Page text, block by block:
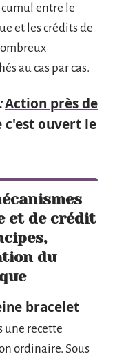
entre le
et les crédits de
au cas par cas.
Action près de
c'est ouvert le
et de crédit
du
bracelet
une recette
ordinaire. Sous